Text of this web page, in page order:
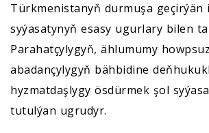
Türkmenistanyň durmuşa geçirýän
syýasatynyň esasy ugurlary bilen
Parahatçylygyň, ählumumy
abadançylygyň bähbidine
hyzmatdaşlygy ösdürmek şol
tutulýan ugrudyr.